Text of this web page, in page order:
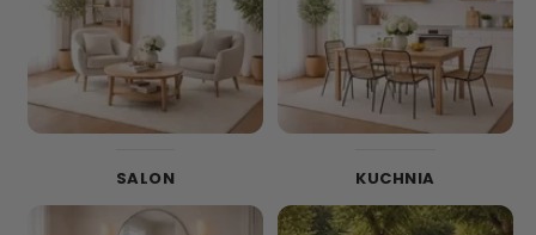
SALON KUCHNIA